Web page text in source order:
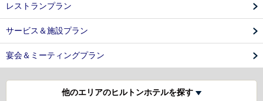
レストランプラン
サービス＆施設プラン
宴会＆ミーティングプラン
他のエリアのヒルトンホテルを探す